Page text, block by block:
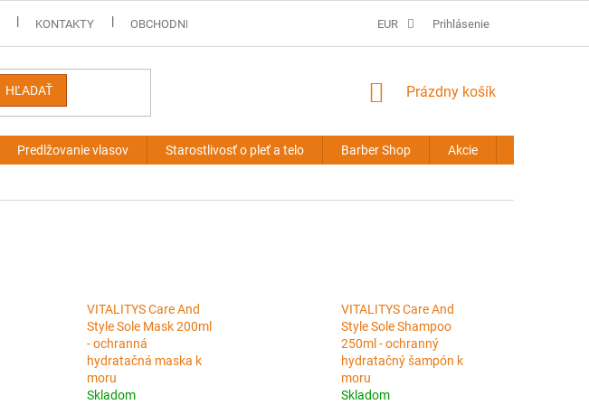
KONTAKTY OBCHODNÉ PODMIENKY PREDLŽOVANIE VLASOV - OBCHODNÉ PODMIENKY
EUR Prihlásenie
HĽADAŤ
NÁKUPNÝ
Prázdny košík
Predlžovanie vlasov Starostlivosť o pleť a telo Barber Shop Akcie
VITALITYS Care And
Style Sole Mask 200ml
- ochranná
hydratačná maska k
moru
Skladom
VITALITYS Care And
Style Sole Shampoo
250ml - ochranný
hydratačný šampón k
moru
Skladom